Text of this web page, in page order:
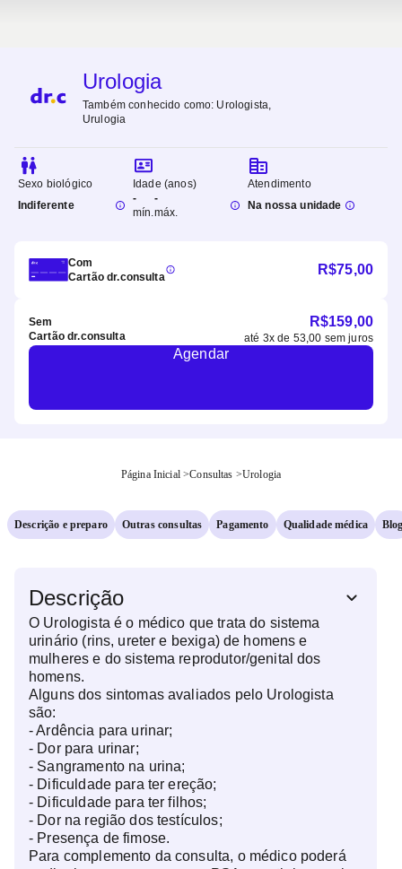
Urologia
Também conhecido como: Urologista,
Urulogia
Sexo biológico
Indiferente
Idade (anos)
-
mín.
-
máx.
Atendimento
Na nossa unidade
Com
Cartão dr.consulta
R$75,00
Sem
Cartão dr.consulta
R$159,00
até 3x de 53,00 sem juros
Agendar
Página Inicial >Consultas >Urologia
Descrição e preparo Outras consultas Pagamento Qualidade médica
Descrição
O Urologista é o médico que trata do sistema
urinário (rins, ureter e bexiga) de homens e
mulheres e do sistema reprodutor/genital dos
homens.
Alguns dos sintomas avaliados pelo Urologista
são:
- Ardência para urinar;
- Dor para urinar;
- Sangramento na urina;
- Dificuldade para ter ereção;
- Dificuldade para ter filhos;
- Dor na região dos testículos;
- Presença de fimose.
Para complemento da consulta, o médico poderá